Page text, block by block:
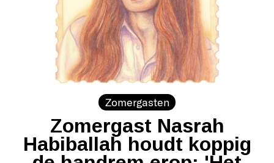
Zomergasten
Zomergast Nasrah
Habiballah houdt koppig